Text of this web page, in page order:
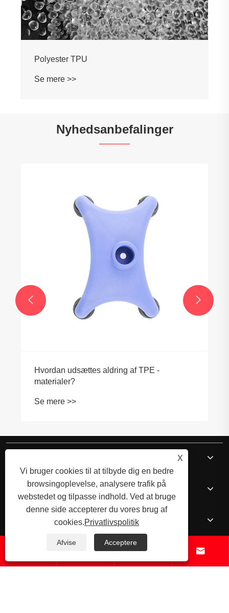
Polyester TPU
Se mere >>
Nyhedsanbefalinger
Hvordan udsættes aldring af TPE -
materialer?
Se mere >>
 
Kerneprodukter
 
X
Vi bruger cookies til at tilbyde dig en bedre
browsingoplevelse, analysere trafik på
webstedet og tilpasse indhold. Ved at bruge
denne side accepterer du vores brug af
cookies.Privatlivspolitik
Afvise Acceptere